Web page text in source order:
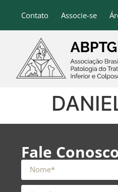
conteúdo
Contato Associe-se
Fale